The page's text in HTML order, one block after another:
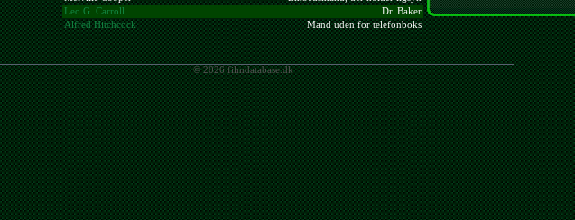
Leo G. Carroll
Dr. Baker
Alfred Hitchcock
Mand uden for telefonboks
© 2026 filmdatabase.dk